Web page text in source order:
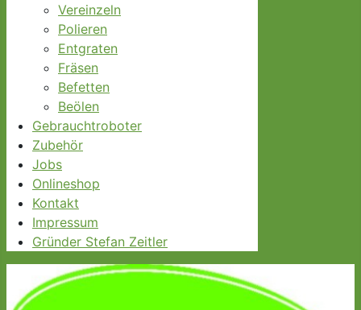
Vereinzeln
Polieren
Entgraten
Fräsen
Befetten
Beölen
Gebrauchtroboter
Zubehör
Jobs
Onlineshop
Kontakt
Impressum
Gründer Stefan Zeitler